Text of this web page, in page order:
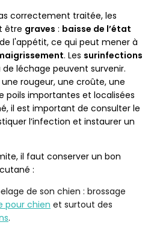
correctement traitée, les
être graves : baisse de l’état
l'appétit, ce qui peut mener à
. Les surinfections
léchage peuvent survenir.
rougeur, une croûte, une
poils importantes et localisées
il est important de consulter le
l’infection et instaurer un
il faut conserver un bon
:
de son chien : brossage
pour chien et surtout des
.